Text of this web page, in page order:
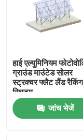
हाई एल्युमिनियम
ग्राउंड माउंटेड सोलर
स्ट्रक्चर फ्लैट लैंड रैकिंग
सिस्टम
जांच भेजें